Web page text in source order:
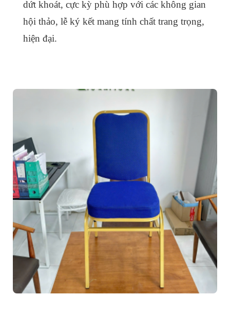
dứt khoát, cực kỳ phù hợp với các không gian
hội thảo, lễ ký kết mang tính chất trang trọng,
hiện đại.